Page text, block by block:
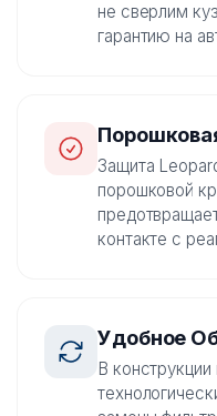
не сверлим
гарантию на
Защита
порошковой
контакте с
Удобное
В